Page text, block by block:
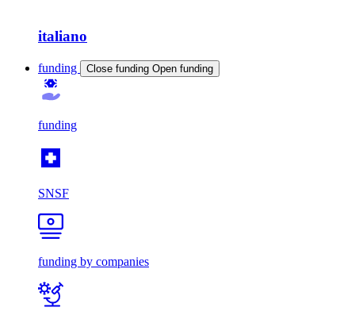
italiano
funding Close funding Open funding
funding
SNSF
funding by companies